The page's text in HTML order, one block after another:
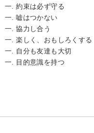
一. 約束は必ず守る
一. 嘘はつかない
一. 協力し合う
一. 楽しく、おもしろくする
一. 自分も友達も大切
一. 目的意識を持つ